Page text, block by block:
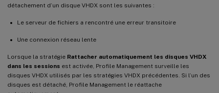
détachement d’un disque VHDX sont les suivantes :
Le serveur de fichiers a rencontré une erreur transitoire
Une connexion réseau lente
Lorsque la stratégie Rattacher automatiquement les disques VHDX
dans les sessions est activée, Profile Management surveille les
disques VHDX utilisés par les stratégies VHDX précédentes. Si l’un des
disques est détaché, Profile Management le réattache